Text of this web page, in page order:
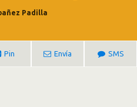
Padilla
Pin Envía SMS